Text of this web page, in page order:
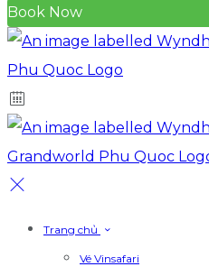
Book Now
Trang chủ
Vé Vinsafari